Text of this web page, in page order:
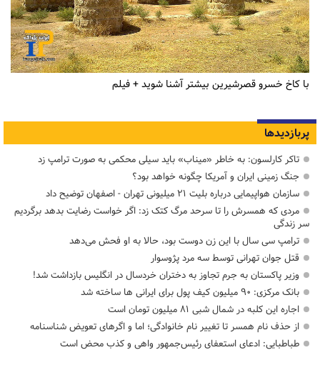
با کاخ خسرو قصرشیرین بیشتر آشنا شوید + فیلم
پربازدیدها
تاکر کارلسون: به خاطر «میناب» باید سیلی محکمی به صورت ترامپ زد
جنگ زمینی ایران و آمریکا چگونه خواهد بود؟
سازمان هواپیمایی درباره بلیت ۲۱ میلیونی تهران - اصفهان توضیح داد
مردی که همسرش را تا سرحد مرگ کتک زد: اگر خواست رضایت بدهد برگردیم
سر زندگی
ترامپ سی سال با این زن دوست بود، حالا به او فحش می‌دهد
قتل جوان تهرانی توسط سه مرد پژوسوار
وزیر پاکستان به جرم تجاوز به دختران خردسال در انگلیس بازداشت شد!
بانک مرکزی: ۹۰ میلیون کیف پول برای ایرانی ها ساخته شد
اجاره این کلبه در شمال شبی ۸۱ میلیون تومان است
از حذف نام همسر تا تغییر نام خانوادگی؛ اما و اگرهای تعویض شناسنامه
طباطبایی: ادعای استعفای رئیس‌جمهور واهی و کذب محض است